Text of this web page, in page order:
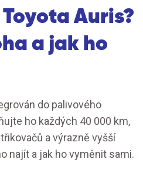
Auris?
a jak ho
do palivového
ho každých 40 000 km,
a výrazně vyšší
najít a jak ho vyměnit sami.